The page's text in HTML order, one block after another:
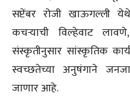
सप्टेंबर रोजी खाऊगल्ली
कचर्‍याची विल्हेवाट
संस्कृतीनुसार सांस्कृतिक
स्वच्छतेच्या अनुषंगाने
जाणार आहे.